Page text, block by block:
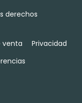
derechos
venta
Privacidad